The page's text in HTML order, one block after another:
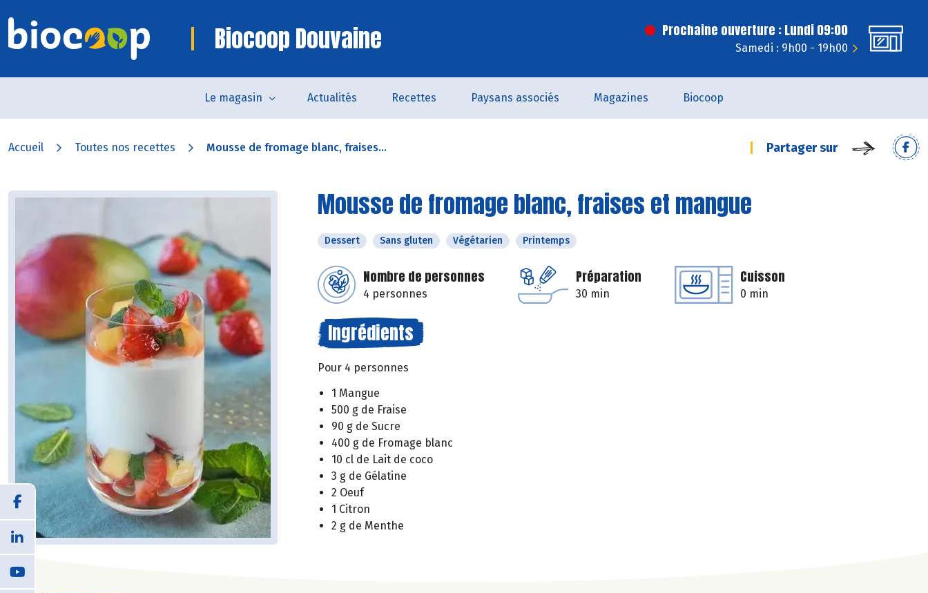
Biocoop Douvaine Prochaine ouverture : Lundi 09:00
Samedi : 9h00 - 19h00
Le magasin Actualités Recettes Paysans associés Magazines Biocoop
Accueil Toutes nos recettes Mousse de fromage blanc, fraises... Partager sur
Mousse de fromage blanc, fraises et mangue
Dessert Sans gluten Végétarien Printemps
Nombre de personnes
4 personnes
Préparation
30 min
Cuisson
0 min
Ingrédients
Pour 4 personnes
1 Mangue
500 g de Fraise
90 g de Sucre
400 g de Fromage blanc
10 cl de Lait de coco
3 g de Gélatine
2 Oeuf
1 Citron
2 g de Menthe